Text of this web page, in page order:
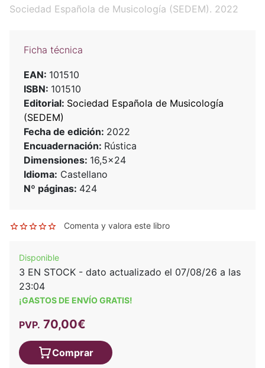
Sociedad Española de Musicología (SEDEM). 2022
Ficha técnica
EAN: 101510
ISBN: 101510
Editorial: Sociedad Española de Musicología
(SEDEM)
Fecha de edición: 2022
Encuadernación: Rústica
Dimensiones: 16,5x24
Idioma: Castellano
Nº páginas: 424
Comenta y valora este libro
Disponible
3 EN STOCK - dato actualizado el 07/08/26 a las
23:04
¡GASTOS DE ENVÍO GRATIS!
PVP. 70,00€
Comprar